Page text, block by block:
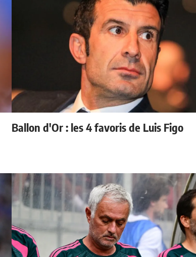
Ballon d'Or : les 4 favoris de Luis Figo